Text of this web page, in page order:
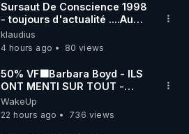
Sursaut De Conscience 1998
- toujours d'actualité ....Au
Dela Du Réel
klaudius
4 hours ago
80 views
50% VF🟩Barbara Boyd - ILS
ONT MENTI SUR TOUT -
Jocelyne Traduction
WakeUp
22 hours ago
736 views